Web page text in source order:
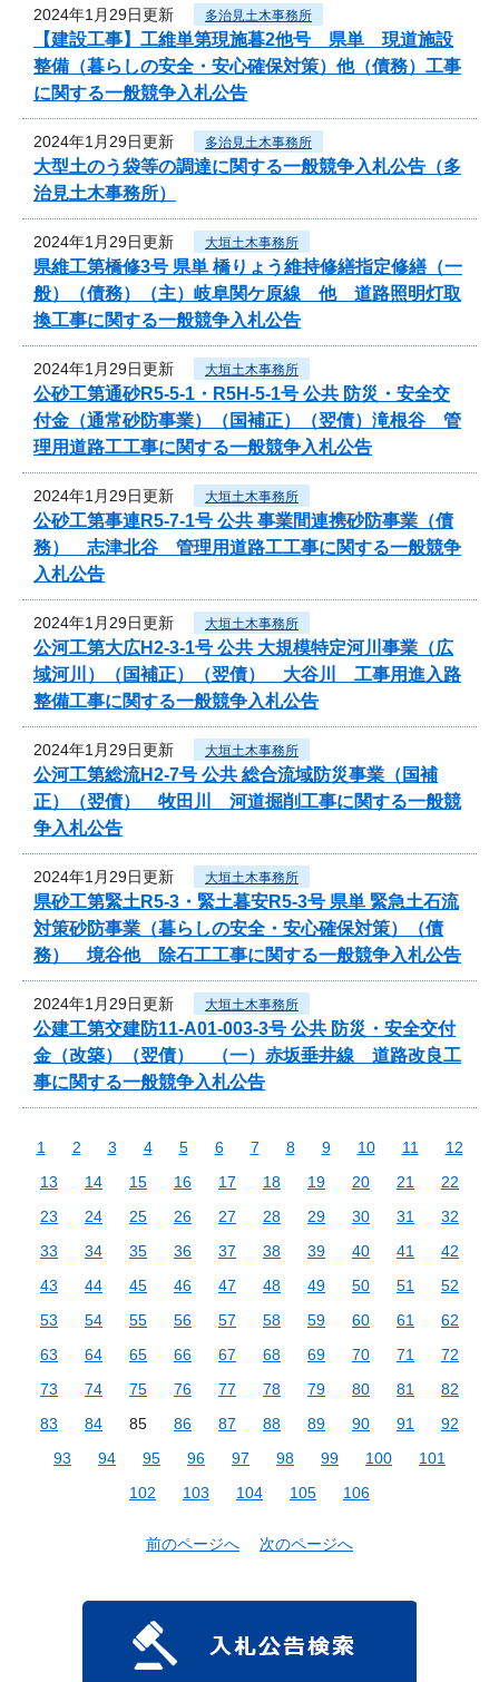
2024年1月29日更新 多治見土木事務所
【建設工事】工維単第現施暮2他号 県単 現道施設
整備（暮らしの安全・安心確保対策）他（債務）工事
に関する一般競争入札公告
2024年1月29日更新 多治見土木事務所
大型土のう袋等の調達に関する一般競争入札公告（多
治見土木事務所）
2024年1月29日更新 大垣土木事務所
県維工第橋修3号 県単 橋りょう維持修繕指定修繕（一
般）（債務）（主）岐阜関ケ原線 他 道路照明灯取
換工事に関する一般競争入札公告
2024年1月29日更新 大垣土木事務所
公砂工第通砂R5-5-1・R5H-5-1号 公共 防災・安全交
付金（通常砂防事業）（国補正）（翌債）滝根谷 管
理用道路工工事に関する一般競争入札公告
2024年1月29日更新 大垣土木事務所
公砂工第事連R5-7-1号 公共 事業間連携砂防事業（債
務） 志津北谷 管理用道路工工事に関する一般競争
入札公告
2024年1月29日更新 大垣土木事務所
公河工第大広H2-3-1号 公共 大規模特定河川事業（広
域河川）（国補正）（翌債） 大谷川 工事用進入路
整備工事に関する一般競争入札公告
2024年1月29日更新 大垣土木事務所
公河工第総流H2-7号 公共 総合流域防災事業（国補
正）（翌債） 牧田川 河道掘削工事に関する一般競
争入札公告
2024年1月29日更新 大垣土木事務所
県砂工第緊土R5-3・緊土暮安R5-3号 県単 緊急土石流
対策砂防事業（暮らしの安全・安心確保対策）（債
務） 境谷他 除石工工事に関する一般競争入札公告
2024年1月29日更新 大垣土木事務所
公建工第交建防11-A01-003-3号 公共 防災・安全交付
金（改築）（翌債） （一）赤坂垂井線 道路改良工
事に関する一般競争入札公告
1 2 3 4 5 6 7 8 9 10 11
12
13
14 15 16 17 18 19 20 21
22
23
24 25 26 27 28 29 30 31
32
33
34 35 36 37 38 39 40 41
42
43
44 45 46 47 48 49 50 51
52
53
54 55 56 57 58 59 60 61
62
63
64 65 66 67 68 69 70 71
72
73
74 75 76 77 78 79 80 81
82
83
84 85 86 87 88 89 90 91
92
93
94 95 96 97 98 99 100
101
102
103 104 105 106
前のページへ 次のページへ